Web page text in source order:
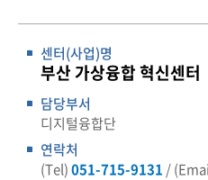
센터(사업)명
부산 가상융합 혁신센터
담당부서
디지털융합단
연락처
(Tel)051-715-9131 /